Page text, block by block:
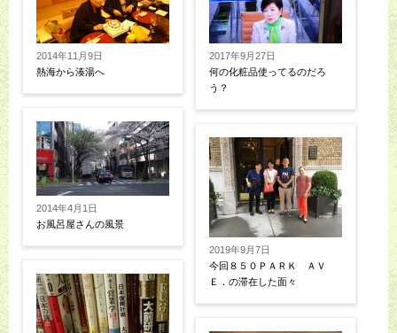
2014年11月9日
熱海から湊湯へ
2014年4月1日
お風呂屋さんの風景
2017年9月27日
何の化粧品使ってるのだろ
う？
2019年9月7日
今回８５０ＰＡＲＫ ＡＶ
Ｅ．の滞在した面々